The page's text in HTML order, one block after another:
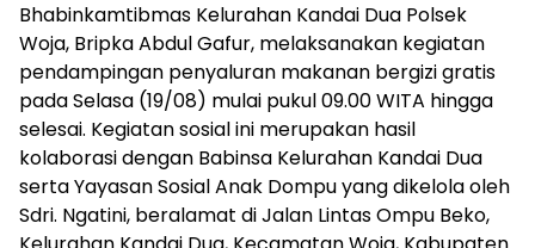
Bhabinkamtibmas Kelurahan Kandai Dua Polsek
Woja, Bripka Abdul Gafur, melaksanakan kegiatan
pendampingan penyaluran makanan bergizi gratis
pada Selasa (19/08) mulai pukul 09.00 WITA hingga
selesai. Kegiatan sosial ini merupakan hasil
kolaborasi dengan Babinsa Kelurahan Kandai Dua
serta Yayasan Sosial Anak Dompu yang dikelola oleh
Sdri. Ngatini, beralamat di Jalan Lintas Ompu Beko,